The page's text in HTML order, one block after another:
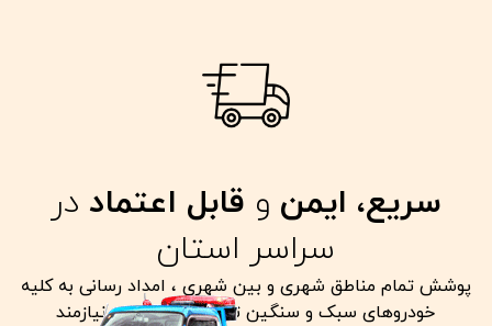
سریع، ایمن و قابل اعتماد در
سراسر استان
پوشش تمام مناطق شهری و بین شهری ، امداد رسانی به کلیه
خودروهای سبک و سنگین تصادفی معیوب و نیازمند